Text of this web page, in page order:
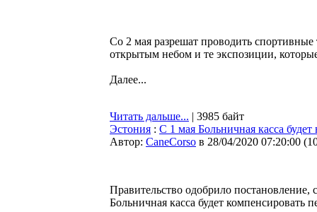
Со 2 мая разрешат проводить
открытым небом и те экспозиции,
Далее...
Читать дальше... | 3985 байт
Эстония : С 1 мая Больничная касса
Автор: CaneCorso в 28/04/2020 07:20:00 (
Правительство одобрило
Больничная касса будет